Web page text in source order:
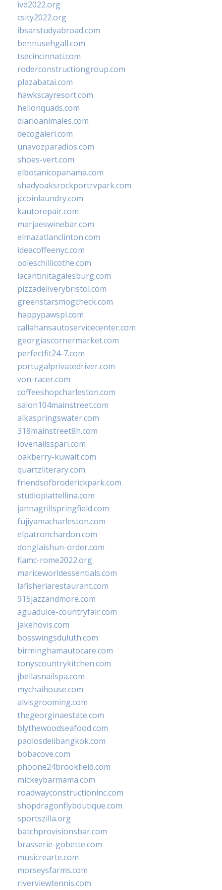
ivd2022.org
csity2022.org
ibsarstudyabroad.com
bennusehgall.com
tsecincinnati.com
roderconstructiongroup.com
plazabatai.com
hawkscayresort.com
hellonquads.com
diarioanimales.com
decogaleri.com
unavozparadios.com
shoes-vert.com
elbotanicopanama.com
shadyoaksrockportrvpark.com
jccoinlaundry.com
kautorepair.com
marjaeswinebar.com
elmazatlanclinton.com
ideacoffeenyc.com
odieschillicothe.com
lacantinitagalesburg.com
pizzadeliverybristol.com
greenstarsmogcheck.com
happypawspl.com
callahansautoservicecenter.com
georgiascornermarket.com
perfectfit24-7.com
portugalprivatedriver.com
von-racer.com
coffeeshopcharleston.com
salon104mainstreet.com
alkaspringswater.com
318mainstreet8h.com
lovenailsspari.com
oakberry-kuwait.com
quartzliterary.com
friendsofbroderickpark.com
studiopiattellina.com
jannagrillspringfield.com
fujiyamacharleston.com
elpatronchardon.com
donglaishun-order.com
fiamc-rome2022.org
mariceworldessentials.com
lafisheriarestaurant.com
915jazzandmore.com
aguadulce-countryfair.com
jakehovis.com
bosswingsduluth.com
birminghamautocare.com
tonyscountrykitchen.com
jbellasnailspa.com
mychaihouse.com
alvisgrooming.com
thegeorginaestate.com
blythewoodseafood.com
paolosdelibangkok.com
bobacove.com
phoone24brookfield.com
mickeybarmama.com
roadwayconstructioninc.com
shopdragonflyboutique.com
sportszilla.org
batchprovisionsbar.com
brasserie-gobette.com
musicrearte.com
morseysfarms.com
riverviewtennis.com